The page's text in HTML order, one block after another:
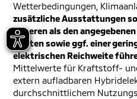
Wetterbedingungen,
zusätzliche Ausstattungen
höheren als den
Werten sowie ggf. einer
elektrischen Reichweite
Mittelwerte für Kraftstoff-
extern aufladbaren
durchschnittlichem